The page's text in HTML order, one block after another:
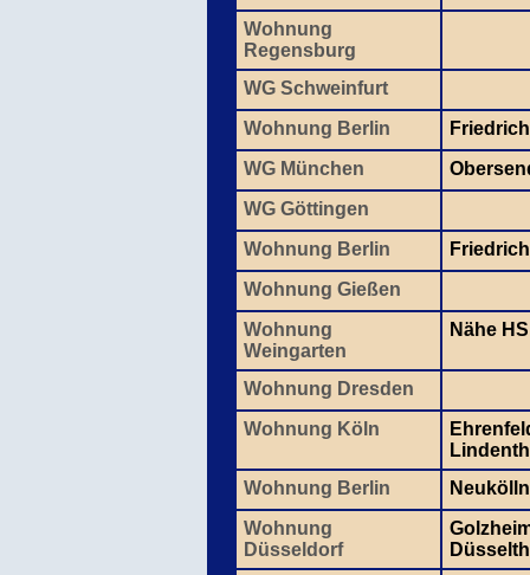
Wohnung
Regensburg
WG Schweinfurt
Wohnung Berlin
WG München
WG Göttingen
Wohnung Berlin
Wohnung Gießen
Wohnung
Weingarten
Nähe HS
Wohnung Dresden
Wohnung Köln
Wohnung Berlin
Neukölln
Wohnung
Düsseldorf